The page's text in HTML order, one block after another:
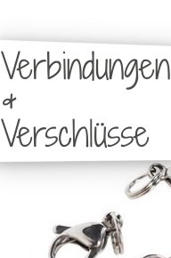
Verbindungen
&
Verschlüsse